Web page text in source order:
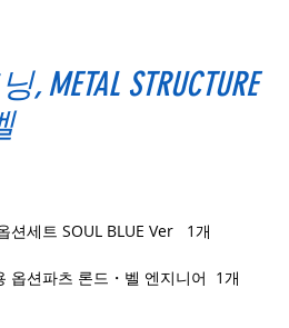
METAL STRUCTURE
션세트 SOUL BLUE Ver 1개
옵션파츠 론드・벨 엔지니어 1개